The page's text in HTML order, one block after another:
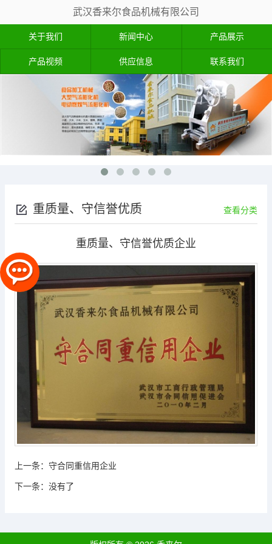
武汉香来尔食品机械有限公司
关于我们 新闻中心 产品展示
产品视频 供应信息 联系我们
重质量、守信誉优质 查看分类
重质量、守信誉优质企业
上一条： 守合同重信用企业
下一条： 没有了